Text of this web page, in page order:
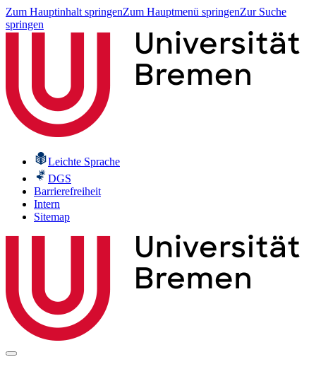
Zum Hauptinhalt springenZum Hauptmenü springenZur Suche
springen
Leichte Sprache
DGS
Barrierefreiheit
Intern
Sitemap